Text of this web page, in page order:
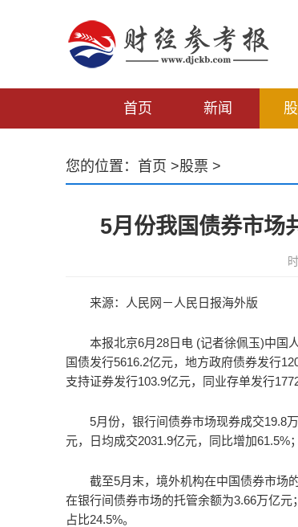
首页 新闻
您的位置： 首页 >股票 >
5月份我国债券市场
来源：人民网－人民日报海外版
本报北京6月28日电 (记者徐佩玉)中国
国债发行5616.2亿元，地方政府债券发行
支持证券发行103.9亿元，同业存单发行
5月份，银行间债券市场现券成交19.8
元，日均成交2031.9亿元，同比增加61.5%
截至5月末，境外机构在中国债券市场
在银行间债券市场的托管余额为3.66万亿元
占比24.5%。